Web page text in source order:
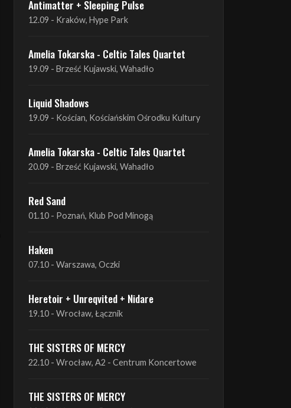
Amelia Tokarska - Celtic Tales Quartet
19.09 - Brześć Kujawski, Wahadło
Liquid Shadows
19.09 - Kościan, Kościańskim Ośrodku Kultury
Amelia Tokarska - Celtic Tales Quartet
20.09 - Brześć Kujawski, Wahadło
Red Sand
01.10 - Poznań, Klub Pod Minogą
Haken
07.10 - Warszawa, Oczki
Heretoir + Unreqvited + Nidare
19.10 - Wrocław, Łącznik
THE SISTERS OF MERCY
22.10 - Wrocław, A2 - Centrum Koncertowe
THE SISTERS OF MERCY
23.10 - Warszawa, Progresja
Lone Assembly